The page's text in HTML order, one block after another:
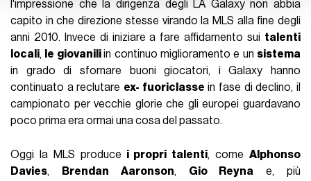
l'impressione che la dirigenza degli LA Galaxy non abbia
capito in che direzione stesse virando la MLS alla fine degli
anni 2010. Invece di iniziare a fare affidamento sui talenti
locali, le giovaniliin continuo miglioramento e un sistema
in grado di sfornare buoni giocatori, i Galaxy hanno
continuato a reclutare ex- fuoriclasse in fase di declino, il
campionato per vecchie glorie che gli europei guardavano
poco prima era ormai una cosa del passato.
Oggi la MLS produce i propri talenti, come Alphonso
Davies, Brendan Aaronson, Gio Reyna e, più